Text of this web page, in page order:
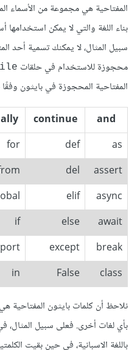
المفتاحية هي مجموعة من الأسماء
بناء اللغة والتي لا يمكن
سبيل المثال، لا يمكنك تسمية أحد
محجوزة للاستخدام في حلقات
المفتاحية المحجوزة في بايثون وفقًا
and
continue
as
def
for
assert
del
async
elif
await
else
if
break
except
class
False
in
نلاحظ أن كلمات بايثون المفتاحية
بأي لغات أخرى. فعلى سبيل المثال، في
باللغة الاسبانية، في حين بقيت